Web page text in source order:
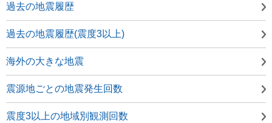
過去の地震履歴
過去の地震履歴(震度3以上)
海外の大きな地震
震源地ごとの地震発生回数
震度3以上の地域別観測回数